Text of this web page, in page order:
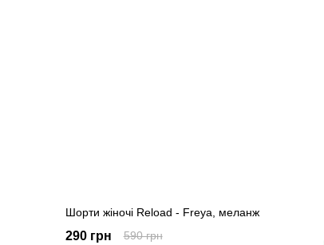
Шорти жіночі Reload - Freya, меланж
590 грн
290 грн